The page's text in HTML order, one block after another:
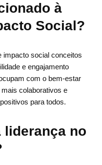
à
Social?
impacto social conceitos
e engajamento
com o bem-estar
colaborativos e
para todos.
liderança no